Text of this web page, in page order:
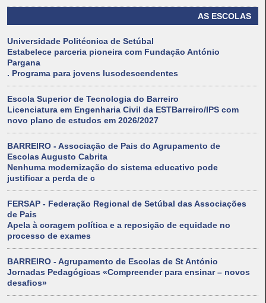
AS ESCOLAS
Universidade Politécnica de Setúbal
Estabelece parceria pioneira com Fundação António
Pargana
. Programa para jovens lusodescendentes
Escola Superior de Tecnologia do Barreiro
Licenciatura em Engenharia Civil da ESTBarreiro/IPS com
novo plano de estudos em 2026/2027
BARREIRO - Associação de Pais do Agrupamento de
Escolas Augusto Cabrita
Nenhuma modernização do sistema educativo pode
justificar a perda de c
FERSAP - Federação Regional de Setúbal das Associações
de Pais
Apela à coragem política e a reposição de equidade no
processo de exames
BARREIRO - Agrupamento de Escolas de St António
Jornadas Pedagógicas «Compreender para ensinar – novos
desafios»